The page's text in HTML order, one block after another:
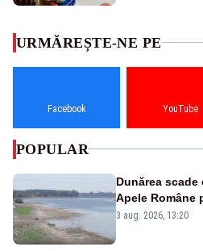
URMĂREȘTE-NE PE
Facebook YouTube
POPULAR
Dunărea
Apele Române
patru barje
3 aug. 2026, 13:20